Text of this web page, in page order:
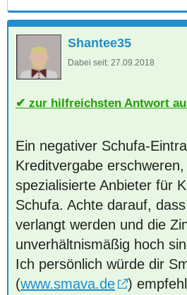
Shantee35
Dabei seit: 27.09.2018
zur hilfreichsten Antwort
Ein negativer Schufa-
Kreditvergabe
spezialisierte Anbieter für
Schufa. Achte darauf,
verlangt werden und die
unverhältnismäßig hoch
Ich persönlich würde dir
(www.smava.de
)